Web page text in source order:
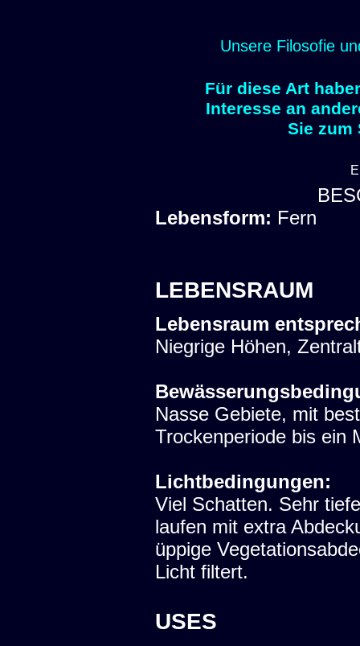
Unsere Filosofie
Für diese Art
Interesse an
Sie zum
Lebensform: Fern
LEBENSRAUM
Lebensraum
Niegrige Höhen,
Nasse Gebiete, mit
Trockenperiode bis ein
Lichtbedingungen:
Viel Schatten. Sehr
laufen mit extra
üppige
Licht filtert.
USES